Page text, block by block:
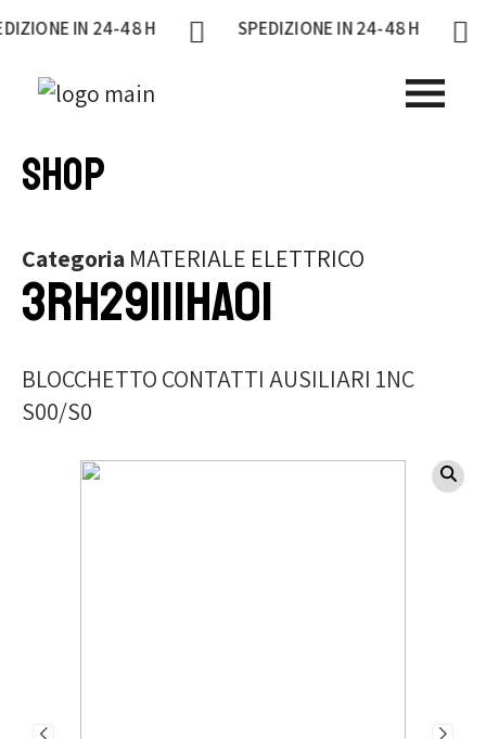
IN 24-48 H SPEDIZIONE IN 24-48 H
Shop
Categoria MATERIALE ELETTRICO
3RH29111HA01
BLOCCHETTO CONTATTI AUSILIARI 1NC
S00/S0